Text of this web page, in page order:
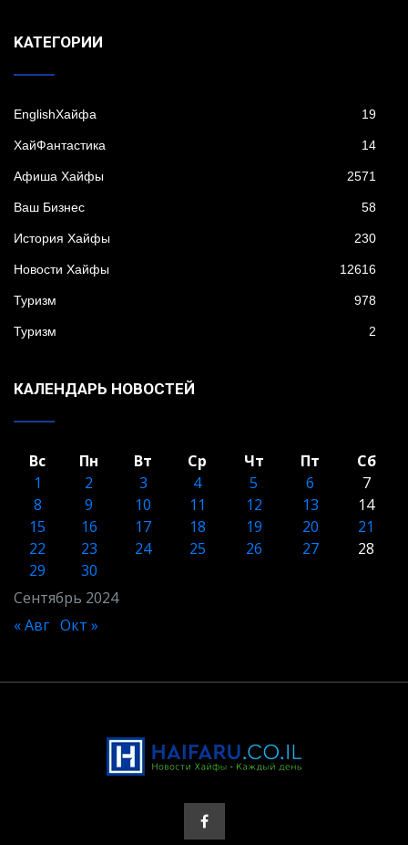
KАТЕГОРИИ
EnglishХайфа 19
XайФантастика 14
Афиша Хайфы 2571
Ваш Бизнес 58
История Хайфы 230
Новости Хайфы 12616
Туризм 978
Туризм 2
КАЛЕНДАРЬ НОВОСТЕЙ
Сентябрь 2024
Вс Пн Вт Ср Чт Пт
Сб
1
2 3 4 5 6
7
8
9 10 11 12 13
14
15
16 17 18 19 20
21
22
23 24 25 26 27
28
29
30
« Авг Окт »